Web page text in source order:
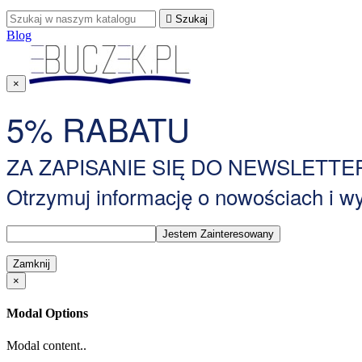
 Szukaj
Blog
×
5% RABATU
ZA ZAPISANIE SIĘ DO
Otrzymuj informację o nowościach i
Zamknij
×
Modal Options
Modal content..